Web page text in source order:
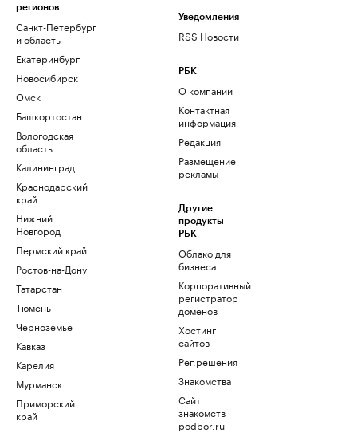
регионов
Санкт-Петербург
и область
Екатеринбург
Новосибирск
Омск
Башкортостан
Вологодская
область
Калининград
Краснодарский
край
Нижний
Новгород
Пермский край
Ростов-на-Дону
Татарстан
Тюмень
Черноземье
Кавказ
Карелия
Мурманск
Приморский
край
Уведомления
RSS Новости
РБК
О компании
Контактная
информация
Редакция
Размещение
рекламы
Другие
продукты
РБК
Облако для
бизнеса
Корпоративный
регистратор
доменов
Хостинг
сайтов
Рег.решения
Знакомства
Сайт
знакомств
podbor.ru